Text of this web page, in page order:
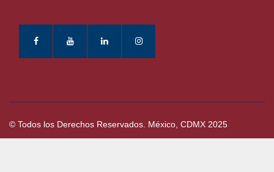
© Todos los Derechos Reservados. México, CDMX 2025